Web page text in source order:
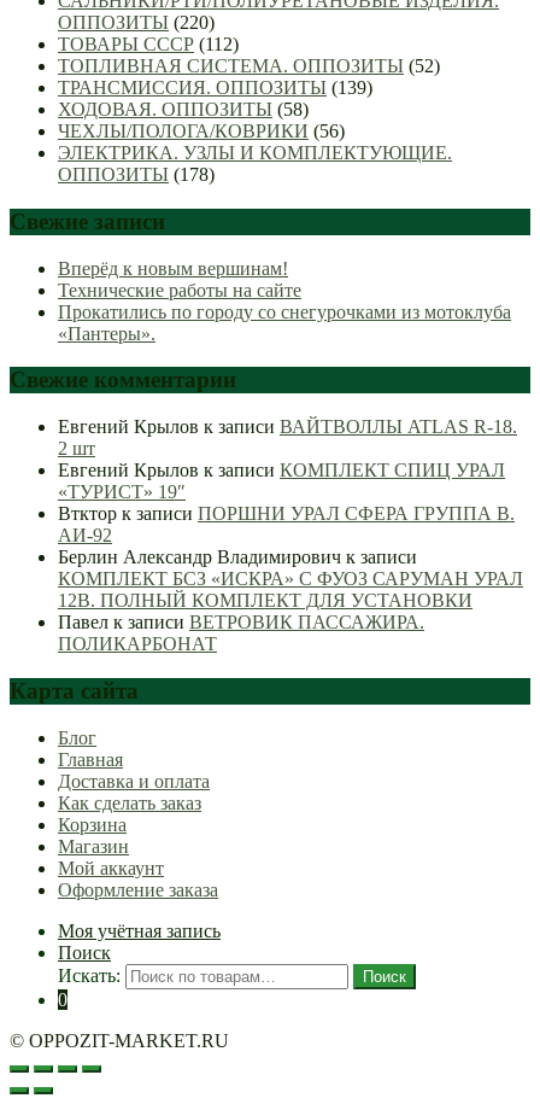
ОППОЗИТЫ (220)
ТОВАРЫ СССР (112)
ТОПЛИВНАЯ СИСТЕМА. ОППОЗИТЫ (52)
ТРАНСМИССИЯ. ОППОЗИТЫ (139)
ХОДОВАЯ. ОППОЗИТЫ (58)
ЧЕХЛЫ/ПОЛОГА/КОВРИКИ (56)
ЭЛЕКТРИКА. УЗЛЫ И КОМПЛЕКТУЮЩИЕ.
ОППОЗИТЫ (178)
Свежие записи
Вперёд к новым вершинам!
Технические работы на сайте
Прокатились по городу со снегурочками из мотоклуба
«Пантеры».
Свежие комментарии
Евгений Крылов к записи ВАЙТВОЛЛЫ ATLAS R-18.
2 шт
Евгений Крылов к записи КОМПЛЕКТ СПИЦ УРАЛ
«ТУРИСТ» 19″
Втктор к записи ПОРШНИ УРАЛ СФЕРА ГРУППА В.
АИ-92
Берлин Александр Владимирович к записи
КОМПЛЕКТ БСЗ «ИСКРА» С ФУОЗ САРУМАН УРАЛ
12В. ПОЛНЫЙ КОМПЛЕКТ ДЛЯ УСТАНОВКИ
Павел к записи ВЕТРОВИК ПАССАЖИРА.
ПОЛИКАРБОНАТ
Карта сайта
Блог
Главная
Доставка и оплата
Как сделать заказ
Корзина
Магазин
Мой аккаунт
Оформление заказа
Моя учётная запись
Поиск
Искать:
Поиск
0
© OPPOZIT-MARKET.RU